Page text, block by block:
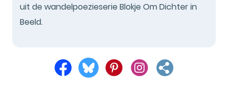
uit de wandelpoezieserie Blokje Om Dichter in
Beeld.